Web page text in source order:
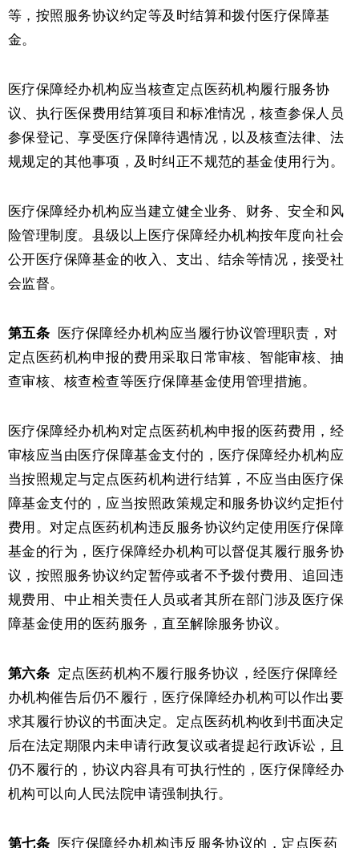
等，按照服务协议约定等及时结算和拨付医疗保障基
金。
医疗保障经办机构应当核查定点医药机构履行服务协
议、执行医保费用结算项目和标准情况，核查参保人员
参保登记、享受医疗保障待遇情况，以及核查法律、法
规规定的其他事项，及时纠正不规范的基金使用行为。
医疗保障经办机构应当建立健全业务、财务、安全和风
险管理制度。县级以上医疗保障经办机构按年度向社会
公开医疗保障基金的收入、支出、结余等情况，接受社
会监督。
第五条
医疗保障经办机构应当履行协议管理职责，对
定点医药机构申报的费用采取日常审核、智能审核、抽
查审核、核查检查等医疗保障基金使用管理措施。
医疗保障经办机构对定点医药机构申报的医药费用，经
审核应当由医疗保障基金支付的，医疗保障经办机构应
当按照规定与定点医药机构进行结算，不应当由医疗保
障基金支付的，应当按照政策规定和服务协议约定拒付
费用。对定点医药机构违反服务协议约定使用医疗保障
基金的行为，医疗保障经办机构可以督促其履行服务协
议，按照服务协议约定暂停或者不予拨付费用、追回违
规费用、中止相关责任人员或者其所在部门涉及医疗保
障基金使用的医药服务，直至解除服务协议。
第六条 定点医药机构不履行服务协议，经医疗保障经
办机构催告后仍不履行，医疗保障经办机构可以作出要
求其履行协议的书面决定。定点医药机构收到书面决定
后在法定期限内未申请行政复议或者提起行政诉讼，且
仍不履行的，协议内容具有可执行性的，医疗保障经办
机构可以向人民法院申请强制执行。
第七条 医疗保障经办机构违反服务协议的，定点医药